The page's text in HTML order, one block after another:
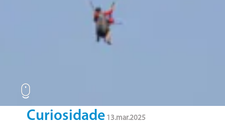
Curiosidade 13.mar.2025